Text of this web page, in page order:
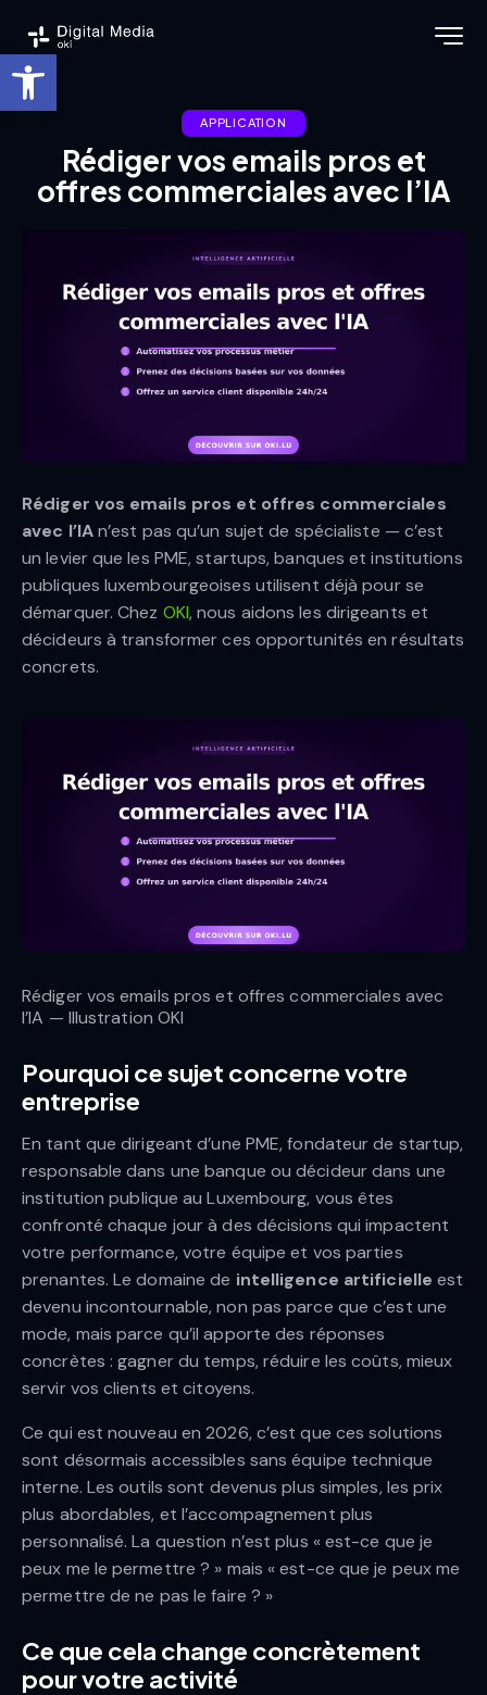
Ouvrir la barre d’outils
APPLICATION
Rédiger vos emails pros et
offres commerciales avec l’IA
Rédiger vos emails pros et offres commerciales
avec l’IAn’est pas qu’un sujet de spécialiste — c’est
un levier que les PME, startups, banques et institutions
publiques luxembourgeoises utilisent déjà pour se
démarquer. Chez OKI, nous aidons les dirigeants et
décideurs à transformer ces opportunités en résultats
concrets.
Rédiger vos emails pros et offres commerciales avec
l’IA — Illustration OKI
Pourquoi ce sujet concerne votre
entreprise
En tant que dirigeant d’une PME, fondateur de startup,
responsable dans une banque ou décideur dans une
institution publique au Luxembourg, vous êtes
confronté chaque jour à des décisions qui impactent
votre performance, votre équipe et vos parties
prenantes. Le domaine de intelligence artificielle est
devenu incontournable, non pas parce que c’est une
mode, mais parce qu’il apporte des réponses
concrètes : gagner du temps, réduire les coûts, mieux
servir vos clients et citoyens.
Ce qui est nouveau en 2026, c’est que ces solutions
sont désormais accessibles sans équipe technique
interne. Les outils sont devenus plus simples, les prix
plus abordables, et l’accompagnement plus
personnalisé. La question n’est plus « est-ce que je
peux me le permettre ? » mais « est-ce que je peux me
permettre de ne pas le faire ? »
Ce que cela change concrètement
pour votre activité